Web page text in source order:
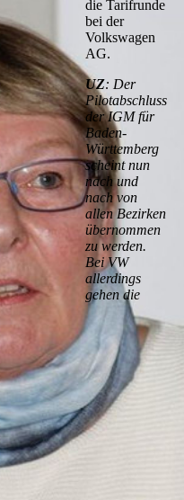
die Tarifrunde
bei der
Volkswagen
AG.
UZ: Der
Pilotabschluss
der IGM für
Baden-
Württemberg
scheint nun
nach und
nach von
allen Bezirken
übernommen
zu werden.
Bei VW
allerdings
gehen die